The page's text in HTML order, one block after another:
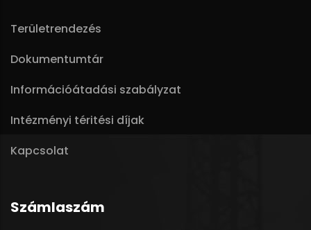
Területrendezés
Dokumentumtár
Információátadási szabályzat
Intézményi téritési díjak
Kapcsolat
Számlaszám